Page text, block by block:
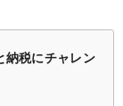
納税にチャレン